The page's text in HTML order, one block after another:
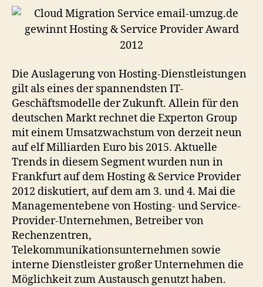
Die Auslagerung von Hosting-Dienstleistungen
gilt als eines der spannendsten IT-
Geschäftsmodelle der Zukunft. Allein für den
deutschen Markt rechnet die Experton Group
mit einem Umsatzwachstum von derzeit neun
auf elf Milliarden Euro bis 2015. Aktuelle
Trends in diesem Segment wurden nun in
Frankfurt auf dem Hosting & Service Provider
2012 diskutiert, auf dem am 3. und 4. Mai die
Managementebene von Hosting- und Service-
Provider-Unternehmen, Betreiber von
Rechenzentren,
Telekommunikationsunternehmen sowie
interne Dienstleister großer Unternehmen die
Möglichkeit zum Austausch genutzt haben.